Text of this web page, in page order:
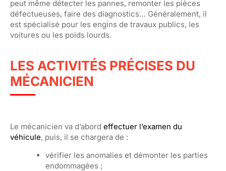
peut même détecter les pannes, remonter les pièces
défectueuses, faire des diagnostics… Généralement, il
est spécialisé pour les engins de travaux publics, les
voitures ou les poids lourds.
LES ACTIVITÉS PRÉCISES DU
MÉCANICIEN
Le mécanicien va d’abord effectuer l’examen du
véhicule, puis, il se chargera de :
vérifier les anomalies et démonter les parties
endommagées ;